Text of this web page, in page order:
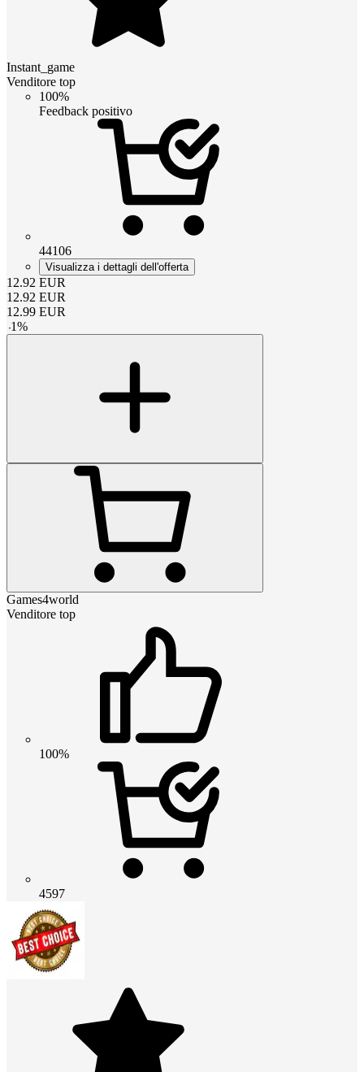
Instant_game
Venditore top
100%
Feedback positivo
44106
Visualizza i dettagli dell'offerta
12.92 EUR
12.92 EUR
12.99 EUR
-1%
Games4world
Venditore top
100%
4597